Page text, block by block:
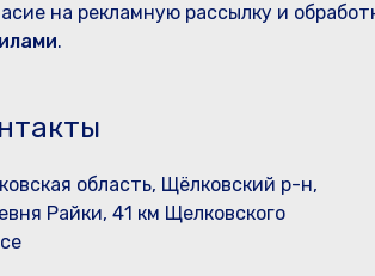
на рекламную рассылку и
.
область, Щёлковский р-н,
Райки, 41 км Щелковского